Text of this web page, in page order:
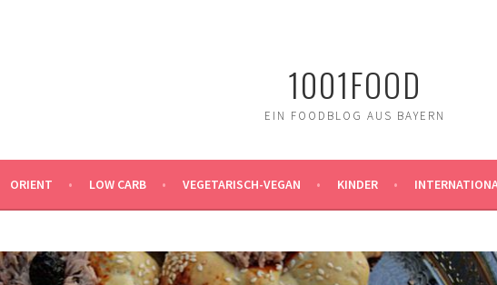
1001FOOD
EIN FOODBLOG AUS BAYERN
ORIENT LOW CARB VEGETARISCH-VEGAN KINDER